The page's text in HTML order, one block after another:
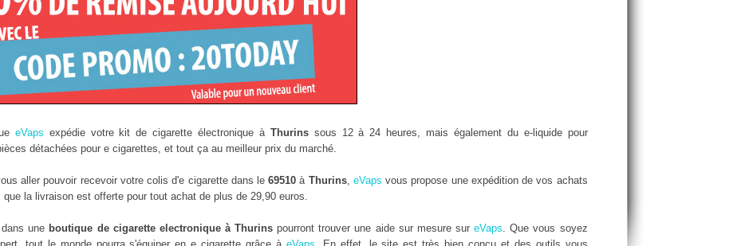
eVaps expédie votre kit de cigarette électronique à Thurinssous 12 à 24 heures, mais également du e-liquide pour
détachées pour e cigarettes, et tout ça au meilleur prix du marché.
aller pouvoir recevoir votre colis d'e cigarette dans le69510 à Thurins, eVaps vous propose une expédition de vos achats
la livraison est offerte pour tout achat de plus de 29,90 euros.
une boutique de cigarette electronique à Thurins pourront trouver une aide sur mesure sureVaps. Que vous soyez